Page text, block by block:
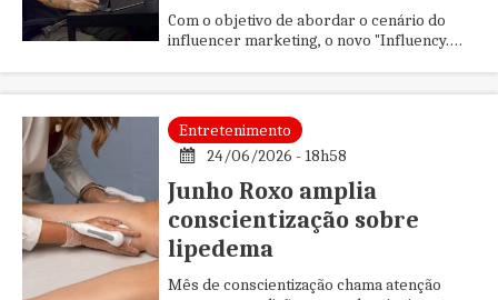
Com o objetivo de abordar o cenário do
influencer marketing, o novo "Influency.me
Entretenimento
24/06/2026 - 18h58
Junho Roxo amplia
conscientização sobre
lipedema
Mês de conscientização chama atenção